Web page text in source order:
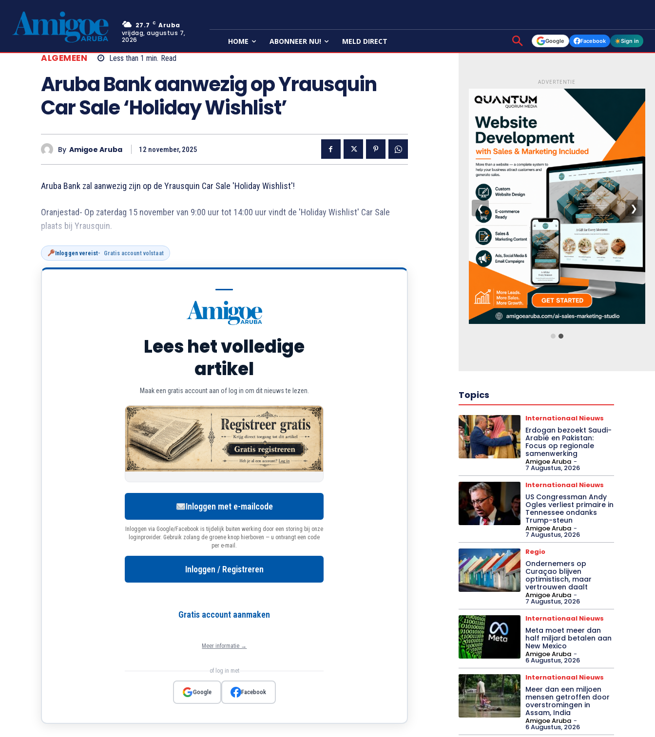
27.7 C Aruba
vrijdag, augustus 7,
2026
HOME ABONNEER NU! MELD DIRECT Google Facebook Sign in
ALGEMEEN Less than 1 min. Read
Aruba Bank aanwezig op Yrausquin
Car Sale ‘Holiday Wishlist’
By Amigoe Aruba 12 november, 2025
Aruba Bank zal aanwezig zijn op de Yrausquin Car Sale 'Holiday Wishlist'!
Oranjestad- Op zaterdag 15 november van 9:00 uur tot 14:00 uur vindt de 'Holiday Wishlist' Car Sale
plaats bij Yrausquin.
Inloggen vereist Gratis account volstaat
Lees het volledige
artikel
Maak een gratis account aan of log in om dit nieuws te lezen.
Inloggen met e-mailcode
Inloggen via Google/Facebook is tijdelijk buiten werking door een storing bij onze
loginprovider. Gebruik zolang de groene knop hierboven — u ontvangt een code
per e-mail.
Inloggen / Registreren
Gratis account aanmaken
Meer informatie →
of log in met
Google Facebook
ADVERTENTIE
❮ ❯
Topics
Internationaal Nieuws
Erdogan bezoekt Saudi-
Arabië en Pakistan:
Focus op regionale
samenwerking
Amigoe Aruba -
7 Augustus, 2026
Internationaal Nieuws
US Congressman Andy
Ogles verliest primaire in
Tennessee ondanks
Trump-steun
Amigoe Aruba -
7 Augustus, 2026
Regio
Ondernemers op
Curaçao blijven
optimistisch, maar
vertrouwen daalt
Amigoe Aruba -
7 Augustus, 2026
Internationaal Nieuws
Meta moet meer dan
half miljard betalen aan
New Mexico
Amigoe Aruba -
6 Augustus, 2026
Internationaal Nieuws
Meer dan een miljoen
mensen getroffen door
overstromingen in
Assam, India
Amigoe Aruba -
6 Augustus, 2026